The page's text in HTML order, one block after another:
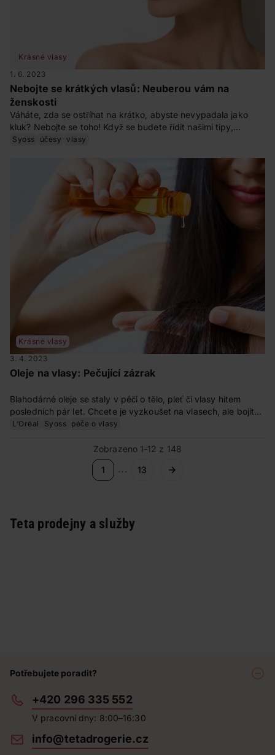
Krásné vlasy
1. 6. 2023
Nebojte se krátkých vlasů: Neuberou vám na
ženskosti
Váháte, zda se ostříhat na krátko, abyste nevypadala jako
kluk? Nebojte se toho! Když se budete řídit našimi tipy,
nešlápnete vedle.
Syoss účesy vlasy
Krásné vlasy
3. 4. 2023
Oleje na vlasy: Pečující zázrak
Blahodárné oleje se staly v péči o tělo, pleť či vlasy hitem
posledních pár let. Chcete je vyzkoušet na vlasech, ale bojíte
se, aby vám namísto krásné hřívy nezbylo jen mastné klubko
zeptali expertky Báry Doležalové.
L‘Oréal Syoss péče o vlasy
Zobrazeno 1-12 z 148
1
... 13
Teta prodejny a služby
Potřebujete poradit?
+420 296 335 552
V pracovní dny: 8:00–16:30
info@tetadrogerie.cz